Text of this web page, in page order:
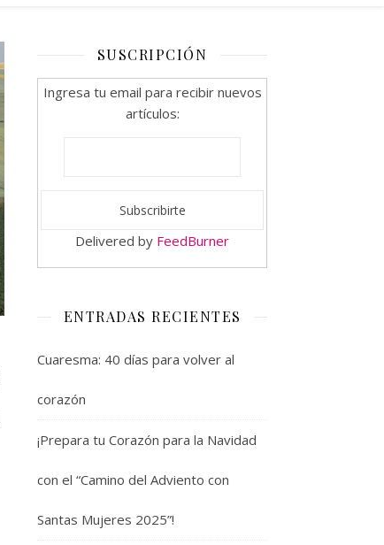
SUSCRIPCIÓN
Ingresa tu email para recibir nuevos
artículos:
Delivered by FeedBurner
ENTRADAS RECIENTES
Cuaresma: 40 días para volver al
corazón
¡Prepara tu Corazón para la Navidad
con el “Camino del Adviento con
Santas Mujeres 2025”!